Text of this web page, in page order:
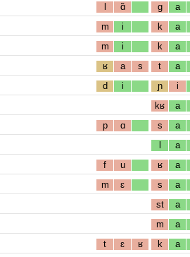
l ɑ̃ g a
m i k a
m i k a
ʁ a s t a
d i ɲ i
kʁ a
p ɑ s a
l a
f u ʁ a
m ɛ s a
st a
m a
t ɛ ʁ k a